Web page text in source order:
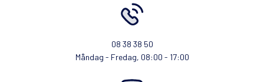
08 38 38 50
Måndag - Fredag, 08:00 - 17:00